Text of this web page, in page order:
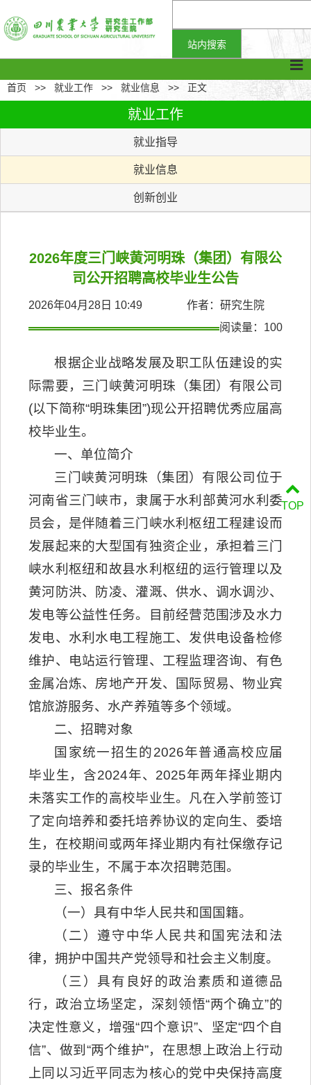
首页 >> 就业工作 >> 就业信息 >> 正文
就业工作
就业指导
就业信息
创新创业
2026年度三门峡黄河明珠（集团）有限公
司公开招聘高校毕业生公告
2026年04月28日 10:49 作者：研究生院
阅读量： 100
根据企业战略发展及职工队伍建设的实
际需要，三门峡黄河明珠（集团）有限公司
(以下简称“明珠集团”)现公开招聘优秀应届高
校毕业生。
一、单位简介
三门峡黄河明珠（集团）有限公司位于
河南省三门峡市，隶属于水利部黄河水利委
员会，是伴随着三门峡水利枢纽工程建设而
发展起来的大型国有独资企业，承担着三门
峡水利枢纽和故县水利枢纽的运行管理以及
黄河防洪、防凌、灌溉、供水、调水调沙、
发电等公益性任务。目前经营范围涉及水力
发电、水利水电工程施工、发供电设备检修
维护、电站运行管理、工程监理咨询、有色
金属冶炼、房地产开发、国际贸易、物业宾
馆旅游服务、水产养殖等多个领域。
二、招聘对象
国家统一招生的2026年普通高校应届
毕业生，含2024年、2025年两年择业期内
未落实工作的高校毕业生。凡在入学前签订
了定向培养和委托培养协议的定向生、委培
生，在校期间或两年择业期内有社保缴存记
录的毕业生，不属于本次招聘范围。
三、报名条件
（一）具有中华人民共和国国籍。
（二）遵守中华人民共和国宪法和法
律，拥护中国共产党领导和社会主义制度。
（三）具有良好的政治素质和道德品
行，政治立场坚定，深刻领悟“两个确立”的
决定性意义，增强“四个意识”、坚定“四个自
信”、做到“两个维护”，在思想上政治上行动
上同以习近平同志为核心的党中央保持高度
TOP